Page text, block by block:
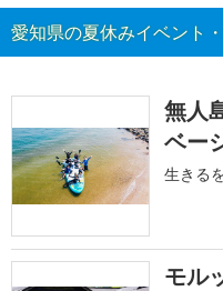
愛知県の夏休みイベント
無人
ベー
生きる
モル